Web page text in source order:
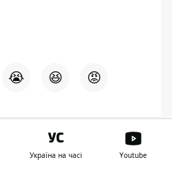
😭 😆 😡
Україна на часі Youtube